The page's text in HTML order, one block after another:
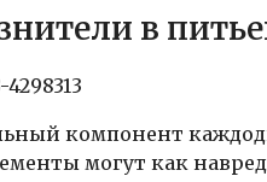
в
компонент
могут как